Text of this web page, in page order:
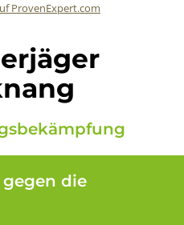
ProvenExpert.com
gegen die